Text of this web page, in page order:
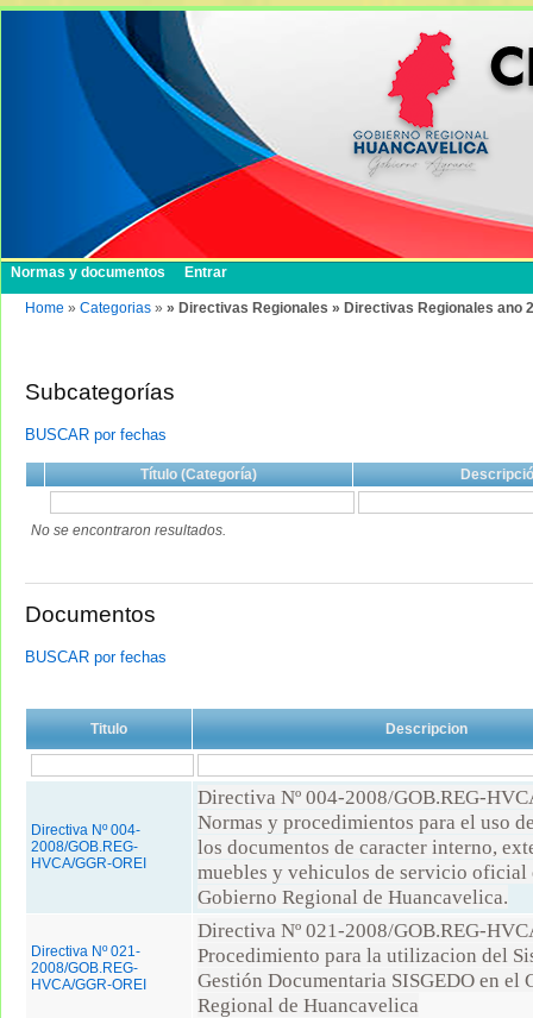
Normas y documentos Entrar
Home » Categorias » » Directivas Regionales » Directivas Regionales ano
Subcategorías
BUSCAR por fechas
Título (Categoría)
No se encontraron resultados.
Documentos
BUSCAR por fechas
Titulo Descripcion
Directiva Nº 004-
2008/GOB.REG-
HVCA/GGR-OREI
Directiva Nº 004-2008/GOB.REG-
Normas y procedimientos para el uso
los documentos de caracter interno,
muebles y vehiculos de servicio oficial
Gobierno Regional de Huancavelica.
Directiva Nº 021-
2008/GOB.REG-
HVCA/GGR-OREI
Directiva Nº 021-2008/GOB.REG-
Procedimiento para la utilizacion del
Gestión Documentaria SISGEDO en el
Regional de Huancavelica